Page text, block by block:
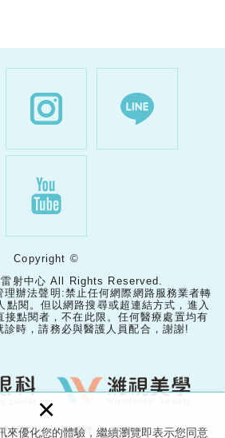
來優化您的體驗，繼續瀏覽即表示您同意
×
Copyright ©
射中心 All Rights Reserved.
理辦法聲明:禁止任何網際網路服務業者轉
點閱。但以網路搜尋或超連結方式，進入
接點閱者，不在此限。任何醫療處置均有
診時，請務必與醫護人員配合，謝謝!
頁設計 │ 新視野